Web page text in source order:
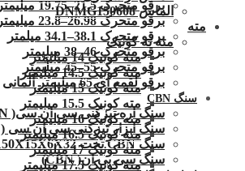
برقو متحرک 21.5–19.75 میلیمتر
برقو متحرک 26.98–23.8 میلیمتر
برقو متحرک 38.1–34.1 میلمتر
برقو متحرک 46–38 میلیمتر
برقو متحرک 55–45 میلیمتر
برقو لقمه ای 65 میلیمتر آلمانی
سنگ CBN
سنگ اره تیزکنی سی ان سی( CBN)
سنگ ابزار تیزکنی سی ان سی ( CNC)
سنگ CBN تخت 150X15X6X32
سنگ سی بی ان( CBN)
الماس DNMG150608
مته
مته ته کونیک
مته کونیک 14 میلیمتر
مته کونیک 14.5 میلیمتر
مته کونیک 15 میلیمتر
مته کونیک 15.5 میلیمتر
مته کونیک 16 میلیمتر
مته کونیک 16.5 میلیمتر
مته کونیک 17 میلیمتر
مته کونیک 17.5 میلیمتر